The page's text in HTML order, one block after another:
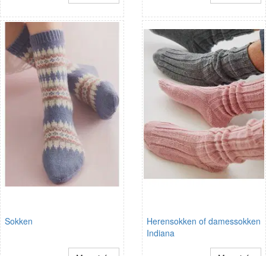
Sokken
Herensokken of damessokken
Indiana